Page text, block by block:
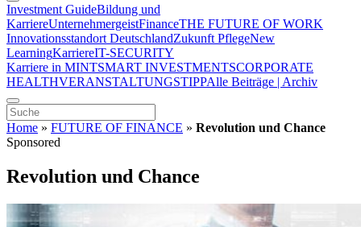
Investment GuideBildung und
KarriereUnternehmergeistFinanceTHE FUTURE OF WORK
Innovationsstandort DeutschlandZukunft PflegeNew
LearningKarriereIT-SECURITY
Karriere in MINTSMART INVESTMENTSCORPORATE
HEALTHVERANSTALTUNGSTIPPAlle Beiträge | Archiv
Home » FUTURE OF FINANCE » Revolution und Chance
Sponsored
Revolution und Chance